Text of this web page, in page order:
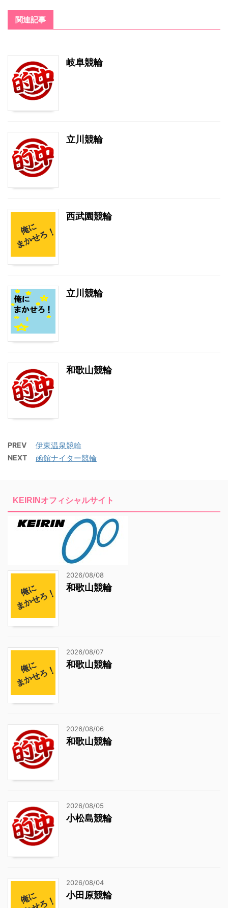
関連記事
岐阜競輪
立川競輪
西武園競輪
立川競輪
和歌山競輪
PREV 伊東温泉競輪
NEXT 函館ナイター競輪
KEIRINオフィシャルサイト
2026/08/08
和歌山競輪
2026/08/07
和歌山競輪
2026/08/06
和歌山競輪
2026/08/05
小松島競輪
2026/08/04
小田原競輪